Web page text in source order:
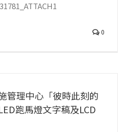
0
管理中心「彼時此刻的
跑馬燈文字稿及LCD